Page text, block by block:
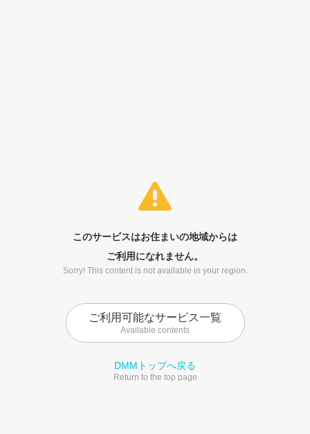
このサービスはお住まいの地域からは
ご利用になれません。
Sorry! This content is not available in your region.
ご利用可能なサービス一覧
Available contents
DMMトップへ戻る
Return to the top page